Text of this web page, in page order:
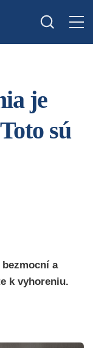
je
sú
a
k vyhoreniu.